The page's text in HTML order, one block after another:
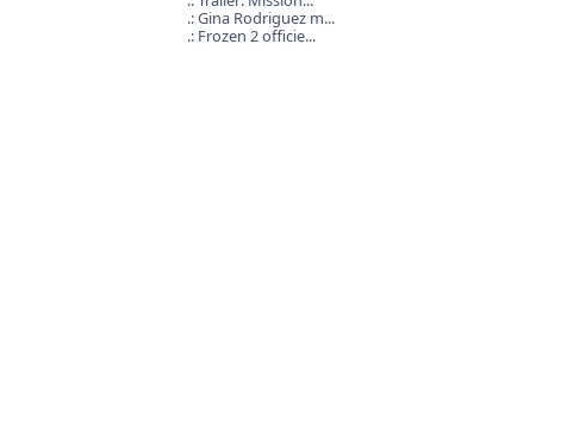
Gina Rodriguez m...
Frozen 2 officie...